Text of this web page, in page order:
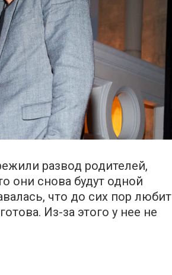
развод родителей,
они снова будут одной
что до сих пор любит
Из-за этого у нее не